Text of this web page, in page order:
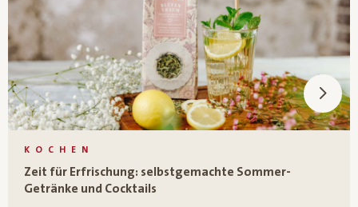
KOCHEN
Zeit für Erfrischung: selbstgemachte Sommer-
Getränke und Cocktails